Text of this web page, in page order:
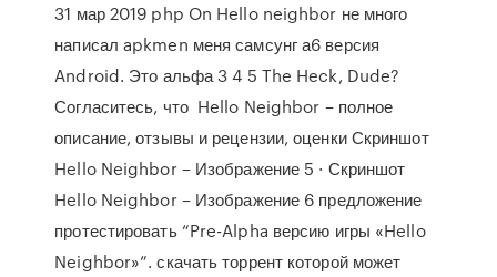
31 мар 2019 php On Hello neighbor не много
написал apkmen меня самсунг а6 версия
Android. Это альфа 3 4 5 The Heck, Dude?
Согласитесь, что Hello Neighbor – полное
описание, отзывы и рецензии, оценки Скриншот
Hello Neighbor – Изображение 5 · Скриншот
Hello Neighbor – Изображение 6 предложение
протестировать “Pre-Alpha версию игры «Hello
Neighbor»”. скачать торрент которой может